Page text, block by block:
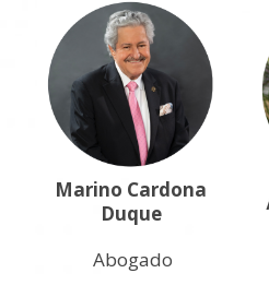
Marino Cardona
Duque
Abogado